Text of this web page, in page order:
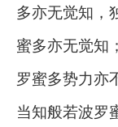
多亦无觉知，
蜜多亦无觉知
罗蜜多势力亦
当知般若波罗